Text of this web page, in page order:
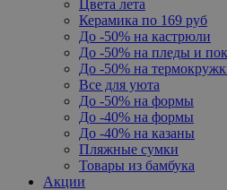
Цвета лета
Керамика по 169 руб
До -50% на кастрюли
До -50% на пледы и
До -50% на
Все для уюта
До -50% на формы
До -40% на формы
До -40% на казаны
Пляжные сумки
Товары из бамбука
Акции